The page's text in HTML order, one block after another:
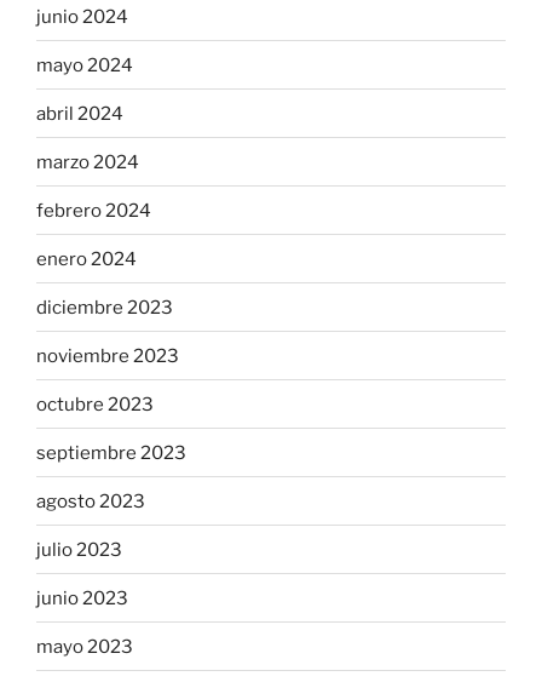
junio 2024
mayo 2024
abril 2024
marzo 2024
febrero 2024
enero 2024
diciembre 2023
noviembre 2023
octubre 2023
septiembre 2023
agosto 2023
julio 2023
junio 2023
mayo 2023